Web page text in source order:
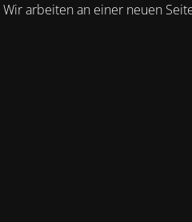
Wir arbeiten an einer neuen